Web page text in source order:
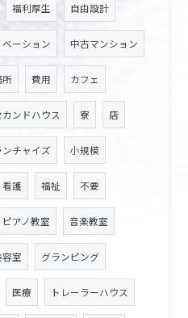
福利厚生 自由設計
ベーション 中古マンション
所 費用 カフェ
カンドハウス 寮 店
ンチャイズ 小規模
看護 福祉 不要
ピアノ教室 音楽教室
室 グランピング
医療 トレーラーハウス